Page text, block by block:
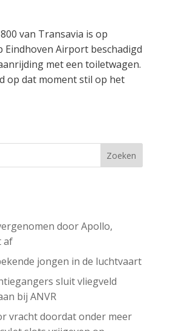
van Transavia is op
Eindhoven Airport beschadigd
met een toiletwagen.
op dat moment stil op het
Zoeken
door Apollo,
af
jongen in de luchtvaart
sluit vliegveld
bij ANVR
vracht doordat onder meer